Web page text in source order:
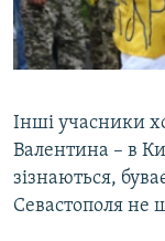
Інші учасники
Валентина – в
зізнаються,
Севастополя не